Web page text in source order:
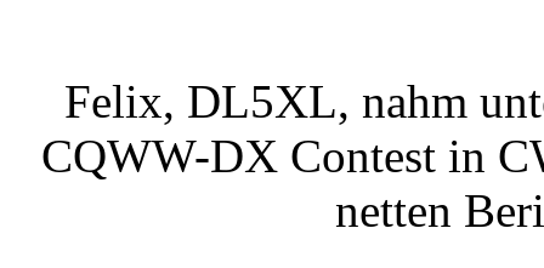
Felix, DL5XL, nahm
CQWW-DX Contest in
netten